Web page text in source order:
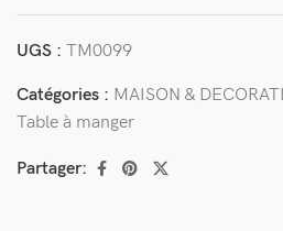
UGS : TM0099
Catégories : MAISON &
Table à manger
Partager: